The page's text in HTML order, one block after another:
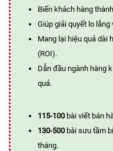
Biến khách hàng
Giúp giải quyết lo
Mang lại hiệu quả dài
(ROI).
Dẫn đầu ngành hàng
quả.
115-100 bài viết bán
130-500 bài sưu tầm
tháng.